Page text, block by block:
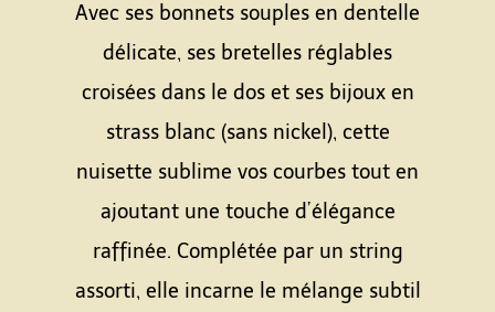
Avec ses bonnets souples en dentelle
délicate, ses bretelles réglables
croisées dans le dos et ses bijoux en
strass blanc (sans nickel), cette
nuisette sublime vos courbes tout en
ajoutant une touche d’élégance
raffinée. Complétée par un string
assorti, elle incarne le mélange subtil